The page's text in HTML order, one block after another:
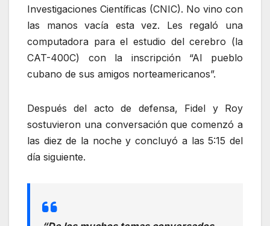
Investigaciones Científicas (CNIC). No vino con
las manos vacía esta vez. Les regaló una
computadora para el estudio del cerebro (la
CAT-400C) con la inscripción “Al pueblo
cubano de sus amigos norteamericanos”.
Después del acto de defensa, Fidel y Roy
sostuvieron una conversación que comenzó a
las diez de la noche y concluyó a las 5:15 del
día siguiente.